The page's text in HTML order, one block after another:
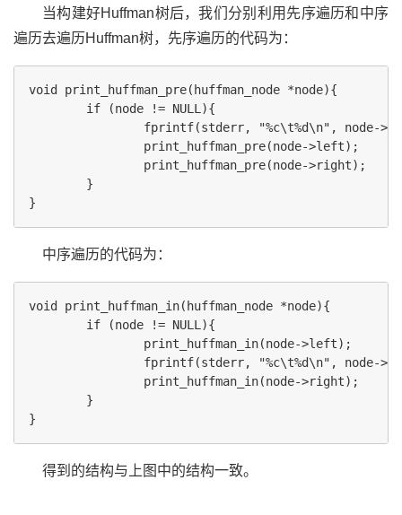
当构建好Huffman树后，我们分别利用先序遍历和中序
遍历去遍历Huffman树，先序遍历的代码为：
void print_huffman_pre(huffman_node *node){
        if (node != NULL){
fprintf(stderr, "%c\t%d\n", node-
                print_huffman_pre(node->left);
                print_huffman_pre(node->right);
        }
中序遍历的代码为：
void print_huffman_in(huffman_node *node){
        if (node != NULL){
                print_huffman_in(node->left);
fprintf(stderr, "%c\t%d\n", node-
                print_huffman_in(node->right);
        }
得到的结构与上图中的结构一致。